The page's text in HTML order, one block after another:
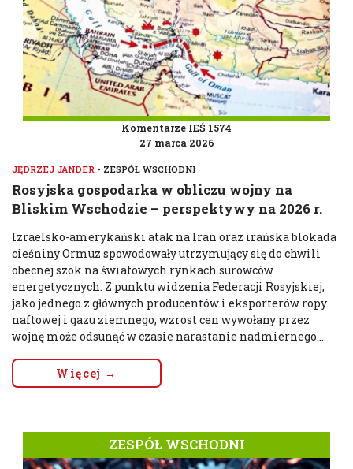
Komentarze IEŚ 1574
27 marca 2026
JĘDRZEJ JANDER - ZESPÓŁ WSCHODNI
Rosyjska gospodarka w obliczu wojny na
Bliskim Wschodzie – perspektywy na 2026 r.
Izraelsko-amerykański atak na Iran oraz irańska blokada
cieśniny Ormuz spowodowały utrzymujący się do chwili
obecnej szok na światowych rynkach surowców
energetycznych. Z punktu widzenia Federacji Rosyjskiej,
jako jednego z głównych producentów i eksporterów ropy
naftowej i gazu ziemnego, wzrost cen wywołany przez
wojnę może odsunąć w czasie narastanie nadmiernego...
Więcej →
ZESPÓŁ WSCHODNI